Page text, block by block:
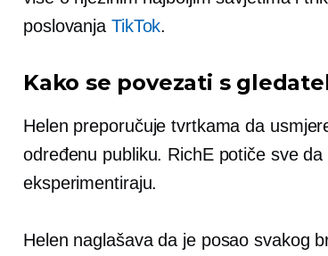
poslovanja TikTok.
Kako se povezati s
Helen preporučuje tvrtkama da
određenu publiku. RichE potiče sve
eksperimentiraju.
Helen naglašava da je posao svakog